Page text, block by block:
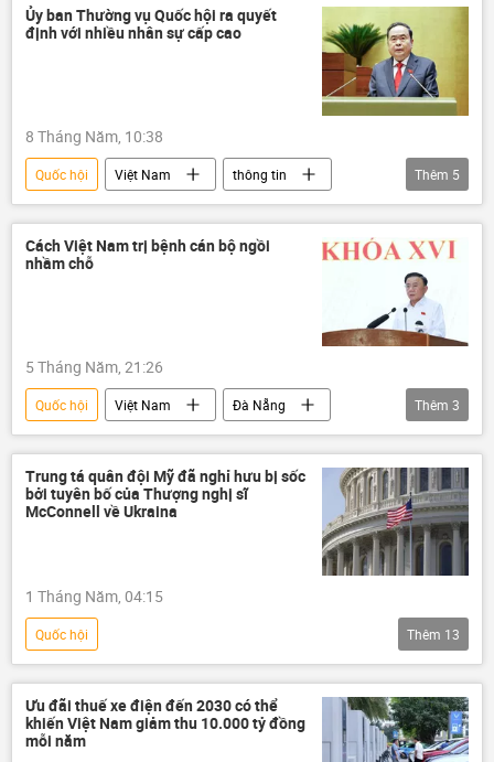
chiến lược phát triển kinh tế
Chính trị
Bộ Chính Trị VN
Ủy ban Thường vụ Quốc hội ra quyết
định với nhiều nhân sự cấp cao
8 Tháng Năm, 10:38
Quốc hội Việt Nam
thông tin
Trần Thanh Mẫn
cán bộ
quản lý cán bộ
bổ nhiệm
tuyển chọn, bổ nhiệm
Thêm 5
Cách Việt Nam trị bệnh cán bộ ngồi
nhầm chỗ
5 Tháng Năm, 21:26
Quốc hội Việt Nam
Đà Nẵng
Trần Cẩm Tú
Ban Bí Thư cán bộ
Thêm 3
Trung tá quân đội Mỹ đã nghỉ hưu bị sốc
bởi tuyên bố của Thượng nghị sĩ
McConnell về Ukraina
1 Tháng Năm, 04:15
Quốc hội
Chiến dịch quân sự đặc biệt tại Ukraina
Nga
Ukraina
Hoa Kỳ
Chính trị
Donald Trump
Thêm 13
Ưu đãi thuế xe điện đến 2030 có thể
khiến Việt Nam giảm thu 10.000 tỷ đồng
mỗi năm